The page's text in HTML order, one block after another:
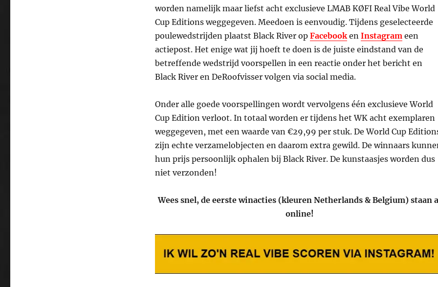
worden namelijk maar liefst acht exclusieve LMAB KØFI Real Vibe World
Cup Editions weggegeven. Meedoen is eenvoudig. Tijdens geselecteerde
poulewedstrijden plaatst Black River op Facebooken Instagram een
actiepost. Het enige wat jij hoeft te doen is de juiste eindstand van de
betreffende wedstrijd voorspellen in een reactie onder het bericht en
Black River en DeRoofvisser volgen via social media.
Onder alle goede voorspellingen wordt vervolgens één exclusieve World
Cup Edition verloot. In totaal worden er tijdens het WK acht exemplaren
weggegeven, met een waarde van €29,99 per stuk. De World Cup
zijn echte verzamelobjecten en daarom extra gewild. De winnaars
hun prijs persoonlijk ophalen bij Black River. De kunstaasjes worden dus
niet verzonden!
Wees snel, de eerste winacties (kleuren Netherlands & Belgium) staan
online!